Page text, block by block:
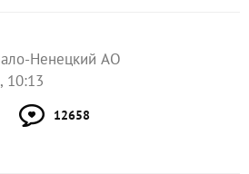
Ненецкий АО
10:13
12658